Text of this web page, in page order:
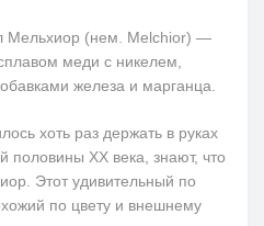
(нем. Melchior) —
меди с никелем,
железа и марганца.
хоть раз держать в руках
половины ХХ века, знают, что
Этот удивительный по
по цвету и внешнему